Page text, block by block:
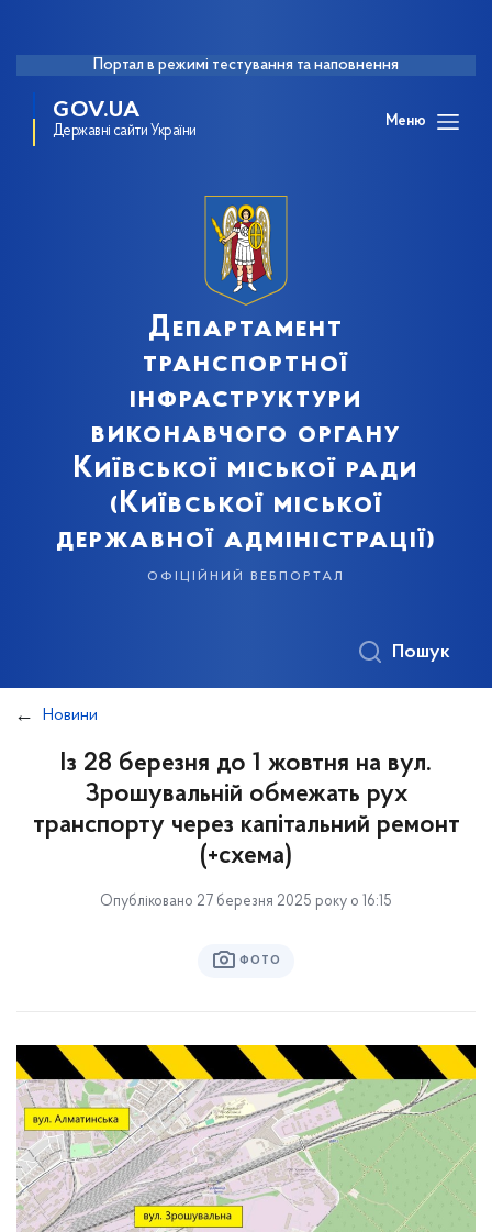
Портал в режимі тестування та наповнення
GOV.UA
Державні сайти України
Меню
Департамент
транспортної
інфраструктури
виконавчого органу
Київської міської ради
(Київської міської
державної адміністрації)
офіційний вебпортал
Пошук
Новини
Із 28 березня до 1 жовтня на вул.
Зрошувальній обмежать рух
транспорту через капітальний ремонт
(+схема)
Опубліковано 27 березня 2025 року о 16:15
ФОТО